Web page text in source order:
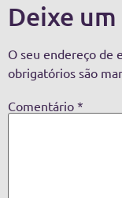
Deixe
O seu endereço de
obrigatórios são
Comentário *